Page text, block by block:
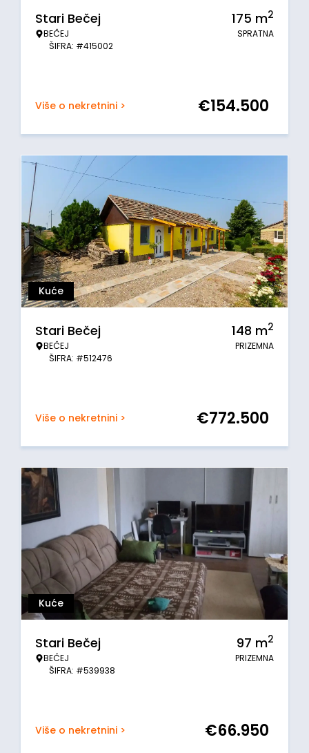
Stari Bečej
BEČEJ
ŠIFRA: #415002
175 m2
SPRATNA
Više o nekretnini > €154.500
Kuće
Stari Bečej
BEČEJ
ŠIFRA: #512476
148 m2
PRIZEMNA
Više o nekretnini > €772.500
Kuće
Stari Bečej
BEČEJ
ŠIFRA: #539938
97 m2
PRIZEMNA
Više o nekretnini > €66.950